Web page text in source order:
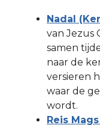
Nadal
van Jezus
samen
naar de
versieren
waar de
wordt.
Reis